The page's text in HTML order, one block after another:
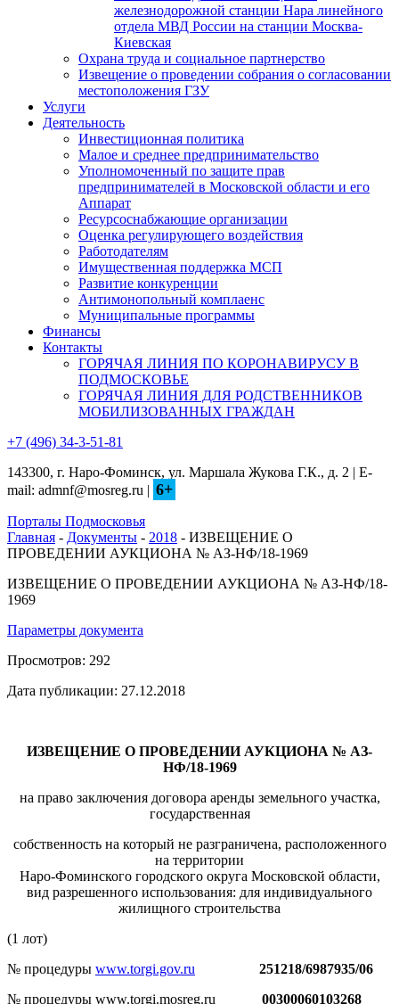
железнодорожной станции Нара линейного
отдела МВД России на станции Москва-
Киевская
Охрана труда и социальное партнерство
Извещение о проведении собрания о согласовании
местоположения ГЗУ
Услуги
Деятельность
Инвестиционная политика
Малое и среднее предпринимательство
Уполномоченный по защите прав
предпринимателей в Московской области и его
Аппарат
Ресурсоснабжающие организации
Оценка регулирующего воздействия
Работодателям
Имущественная поддержка МСП
Развитие конкуренции
Антимонопольный комплаенс
Муниципальные программы
Финансы
Контакты
ГОРЯЧАЯ ЛИНИЯ ПО КОРОНАВИРУСУ В
ПОДМОСКОВЬЕ
ГОРЯЧАЯ ЛИНИЯ ДЛЯ РОДСТВЕННИКОВ
МОБИЛИЗОВАННЫХ ГРАЖДАН
+7 (496) 34-3-51-81
143300, г. Наро-Фоминск, ул. Маршала Жукова Г.К., д. 2 | E-
mail: admnf@mosreg.ru | 6+
Порталы Подмосковья
Главная - Документы - 2018 - ИЗВЕЩЕНИЕ О
ПРОВЕДЕНИИ АУКЦИОНА № АЗ-НФ/18-1969
ИЗВЕЩЕНИЕ О ПРОВЕДЕНИИ АУКЦИОНА № АЗ-НФ/18-
1969
Параметры документа
Просмотров: 292
Дата публикации: 27.12.2018
ИЗВЕЩЕНИЕ О ПРОВЕДЕНИИ АУКЦИОНА № АЗ-
НФ/18-1969
на право заключения договора аренды земельного участка,
государственная
собственность на который не разграничена, расположенного
на территории
Наро-Фоминского городского округа Московской области,
вид разрешенного использования: для индивидуального
жилищного строительства
(1 лот)
№ процедуры www.torgi.gov.ru
251218/6987935/06
№ процедуры www.torgi.mosreg.ru 00300060103268